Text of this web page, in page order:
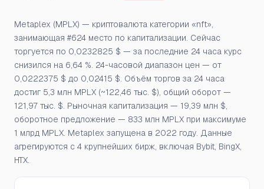
Metaplex (MPLX) — криптовалюта категории «nft»,
занимающая #624 место по капитализации. Сейчас
торгуется по 0,0232825 $ — за последние 24 часа курс
снизился на 6,64 %. 24-часовой диапазон цен — от
0,0222375 $ до 0,02415 $. Объём торгов за 24 часа
достиг 5,3 млн MPLX (~122,46 тыс. $), общий оборот —
121,97 тыс. $. Рыночная капитализация — 19,39 млн $,
оборотное предложение — 833 млн MPLX при максимуме
1 млрд MPLX. Metaplex запущена в 2022 году. Данные
агрегируются с 4 крупнейших бирж, включая Bybit, BingX,
HTX.